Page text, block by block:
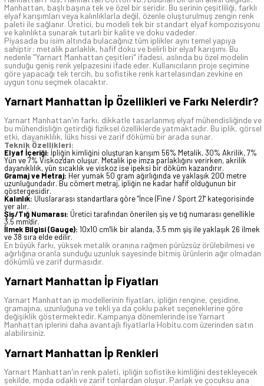
Manhattan, başlı başına tek ve özel bir seridir. Bu serinin çeşitliliği, farklı
elyaf karışımları veya kalınlıklarla değil, özenle oluşturulmuş zengin renk
paleti ile sağlanır. Üretici, bu modeli tek bir standart elyaf kompozisyonu
ve kalınlıkta sunarak tutarlı bir kalite ve doku vadeder.
Piyasada bu isim altında bulacağınız tüm iplikler aynı temel yapıya
sahiptir: metalik parlaklık, hafif doku ve belirli bir elyaf karışımı. Bu
nedenle "Yarnart Manhattan çeşitleri" ifadesi, aslında bu özel modelin
sunduğu geniş renk yelpazesini ifade eder. Kullanıcıların proje seçimine
göre yapacağı tek tercih, bu sofistike renk kartelasından zevkine en
uygun tonu seçmek olacaktır.
Yarnart Manhattan İp Özellikleri ve Farkı Nelerdir?
Yarnart Manhattan'ın farkı, dikkatle tasarlanmış elyaf mühendisliğinde ve
bu mühendisliğin getirdiği fiziksel özelliklerde yatmaktadır. Bu iplik, görsel
etki, dayanıklılık, lüks hissi ve zarif dökümü bir arada sunar.
Teknik Özellikleri:
Elyaf İçeriği: İpliğin kimliğini oluşturan karışım 56% Metalik, 30% Akrilik, 7%
Yün ve 7% Viskoz'dan oluşur. Metalik ipe imza parlaklığını verirken, akrilik
dayanıklılık, yün sıcaklık ve viskoz ise ipeksi bir döküm kazandırır.
Gramaj ve Metraj: Her yumak 50 gram ağırlığında ve yaklaşık 200 metre
uzunluğundadır. Bu cömert metraj, ipliğin ne kadar hafif olduğunun bir
göstergesidir.
Kalınlık: Uluslararası standartlara göre "İnce (Fine / Sport 2)" kategorisinde
yer alır.
Şiş/Tığ Numarası: Üretici tarafından önerilen şiş ve tığ numarası genellikle
3.5 mm'dir.
İlmek Bilgisi (Gauge): 10x10 cm'lik bir alanda, 3.5 mm şiş ile yaklaşık 26 ilmek
ve 38 sıra elde edilir.
En büyük farkı, yüksek metalik oranına rağmen pürüzsüz örülebilmesi ve
ağırlığına oranla sunduğu uzunluk sayesinde bitmiş ürünlerin ağır olmadan
dökümlü ve zarif durmasıdır.
Yarnart Manhattan İp Fiyatları
Yarnart Manhattan ip modellerinin fiyatları, ipliğin rengine, çeşidine,
gramajına, uzunluğuna ve tekli ya da çoklu paket seçeneklerine göre
değişiklik göstermektedir. Kampanya dönemlerinde iseYarnart
Manhattan iplerini daha avantajlı fiyatlarla Hobitu.com üzerinden satın
alabilirsiniz.
Yarnart Manhattan İp Renkleri
Yarnart Manhattan'ın renk paleti, ipliğin sofistike kimliğini destekleyecek
şekilde, moda odaklı ve zarif tonlardan oluşur. Parlak ve çocuksu ana